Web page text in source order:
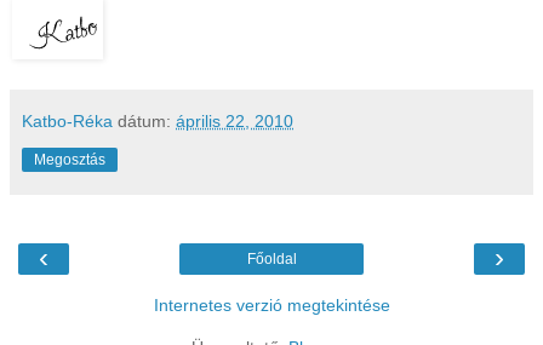
Katbo-Réka dátum: április 22, 2010
Megosztás
‹ ›
Főoldal
Internetes verzió megtekintése